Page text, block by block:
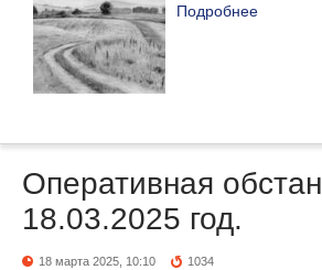
Подробнее
Оперативная
18.03.2025 год.
18 марта 2025, 10:10 1034